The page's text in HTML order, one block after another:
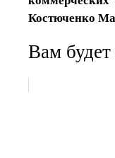
Костюченко
Вам будет